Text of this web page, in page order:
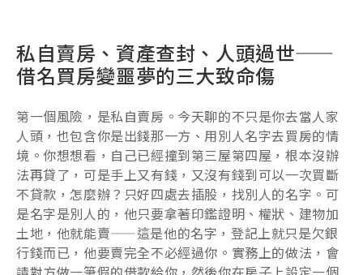
私自賣房、資產查封、人頭過世——
借名買房變噩夢的三大致命傷
第一個風險，是私自賣房。今天聊的不只是你去當人家
人頭，也包含你是出錢那一方、用別人名字去買房的情
境。你想想看，自己已經撞到第三屋第四屋，根本沒辦
法再貸了，可是手上又有錢，又沒有錢到可以一次買斷
不貸款，怎麼辦？只好四處去插股，找別人的名字。可
是名字是別人的，他只要拿著印鑑證明、權狀、建物加
土地，他就能賣——這是他的名字，登記上就只是欠銀
行錢而已，他要賣完全不必經過你。實務上的做法，會